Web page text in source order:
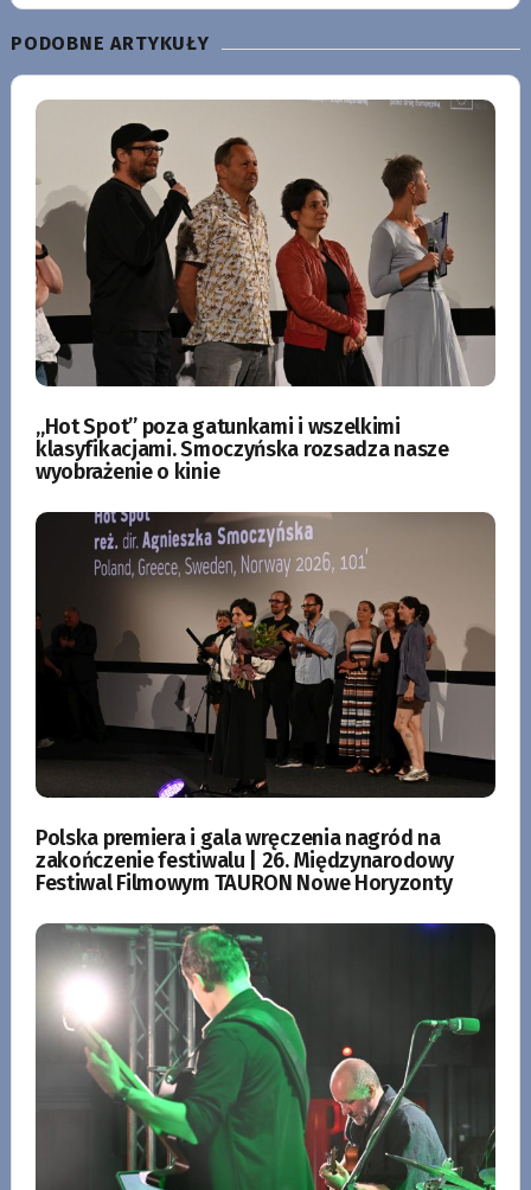
PODOBNE ARTYKUŁY
„Hot Spot” poza gatunkami i wszelkimi
klasyfikacjami. Smoczyńska rozsadza nasze
wyobrażenie o kinie
Polska premiera i gala wręczenia nagród na
zakończenie festiwalu | 26. Międzynarodowy
Festiwal Filmowym TAURON Nowe Horyzonty